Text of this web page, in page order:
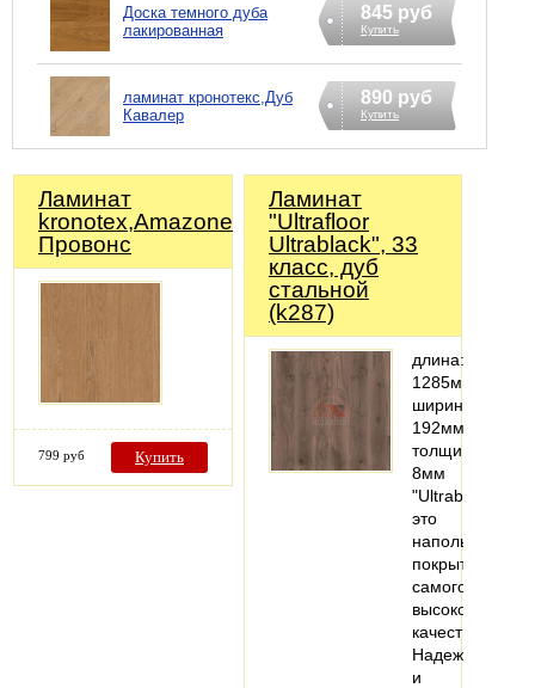
Доска темного дуба
лакированная
845 руб
Купить
ламинат кронотекс,Дуб
Кавалер
890 руб
Купить
Ламинат
kronotex,Amazone,Дуб
Провонс
799 руб Купить
Ламинат
"Ultrafloor
Ultrablack", 33
класс, дуб
стальной
(k287)
длина:
1285мм;
ширина:
192мм;
толщина:
8мм
"Ultrablack"
это
напольные
покрытия
самого
высокого
качества.
Надежная
и